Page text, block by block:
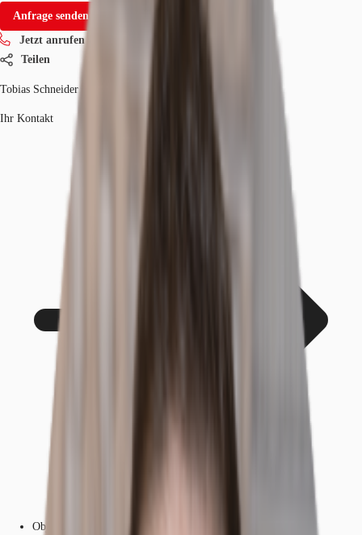
Anfrage senden
Jetzt anrufen
Teilen
Tobias Schneider
Ihr Kontakt
Objekt